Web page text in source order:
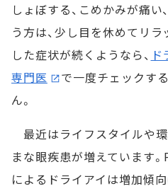
しょぼする、こめかみが痛
う方は、少し目を休めてリ
した症状が続くようなら、
専門医
で一度チェックす
ん。
最近はライフスタイルや
まな眼疾患が増えています
によるドライアイは増加傾